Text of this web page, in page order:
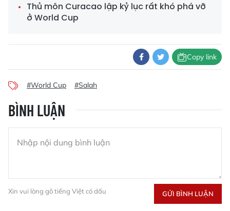
Thủ môn Curacao lập kỷ lục rất khó phá vỡ
ở World Cup
Copy link
#World Cup #Salah
BÌNH LUẬN
Xin vui lòng gõ tiếng Việt có dấu GỬI BÌNH LUẬN